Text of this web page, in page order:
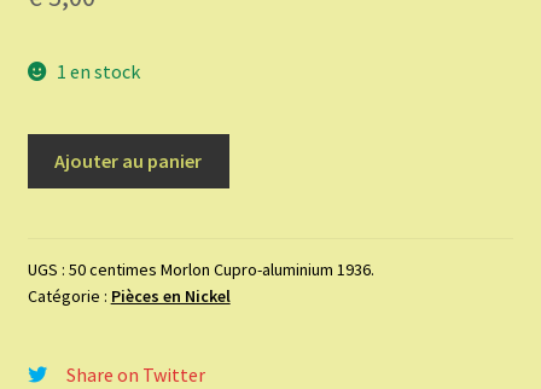
1 en stock
Morlon
Cupro-
Ajouter au panier
UGS : 50 centimes Morlon Cupro-aluminium 1936.
Catégorie : Pièces en Nickel
Share on Twitter